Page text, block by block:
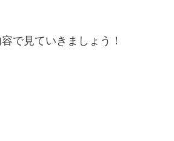
で見ていきましょう！